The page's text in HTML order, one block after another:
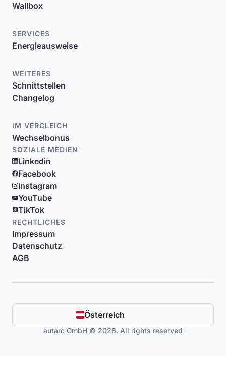
Wallbox
SERVICES
Energieausweise
WEITERES
Schnittstellen
Changelog
IM VERGLEICH
Wechselbonus
SOZIALE MEDIEN
Linkedin
Facebook
Instagram
YouTube
TikTok
RECHTLICHES
Impressum
Datenschutz
AGB
Österreich
autarc GmbH © 2026. All rights reserved